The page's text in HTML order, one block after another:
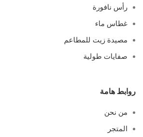
رأس نافورة
غطاس ماء
مصيدة زيت للمطاعم
صفايات طولية
روابط هامة
من نحن
المتجر